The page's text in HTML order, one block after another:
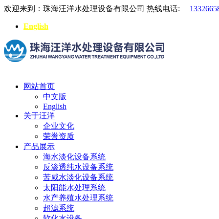
欢迎来到：珠海汪洋水处理设备有限公司 热线电话:
English
网站首页
中文版
English
关于汪洋
企业文化
荣誉资质
产品展示
海水淡化设备系统
反渗透纯水设备系统
苦咸水淡化设备系统
太阳能水处理系统
水产养殖水处理系统
超滤系统